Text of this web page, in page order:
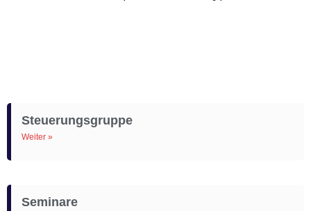
Steuerungsgruppe
Weiter »
Seminare